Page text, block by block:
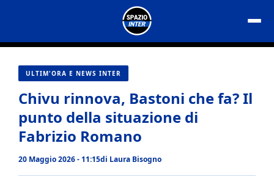
contenuto
ULTIM'ORA E NEWS INTER
Chivu rinnova, Bastoni che fa? Il
punto della situazione di
Fabrizio Romano
20 Maggio 2026 - 11:15di Laura Bisogno